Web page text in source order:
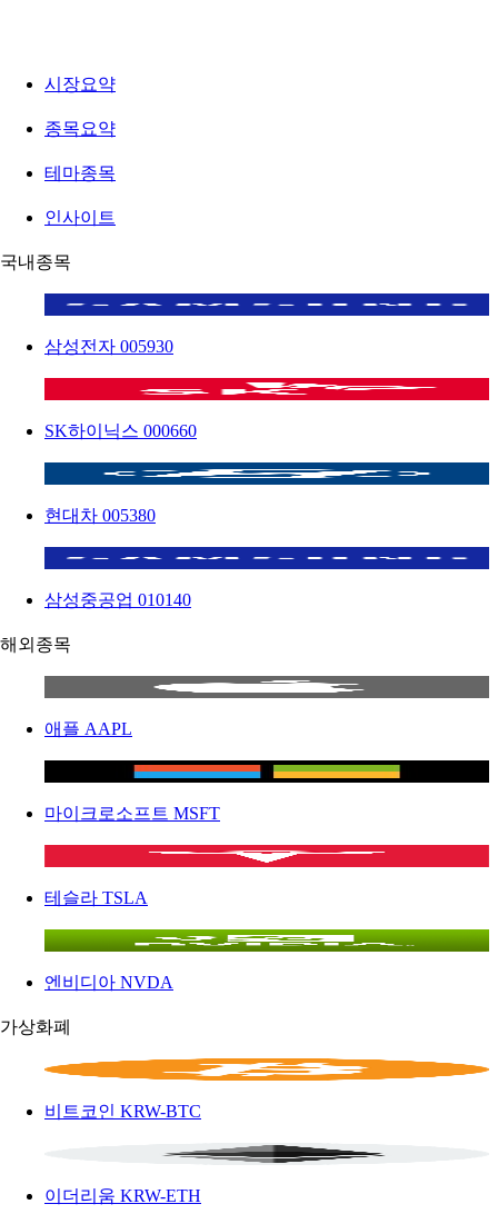
시장요약
종목요약
테마종목
인사이트
국내종목
삼성전자 005930
SK하이닉스 000660
현대차 005380
삼성중공업 010140
해외종목
애플 AAPL
마이크로소프트 MSFT
테슬라 TSLA
엔비디아 NVDA
가상화폐
비트코인 KRW-BTC
이더리움 KRW-ETH